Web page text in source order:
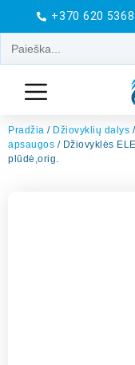
+370 620
Pradžia / Džiovyklių dalys /
apsaugos / Džiovyklės
plūdė,orig.